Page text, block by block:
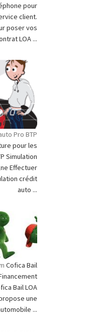
pour
client.
poser vos
LOA ...
Pro BTP
pour les
Simulation
Effectuer
crédit
auto ...
Cofica Bail
Bail LOA
une
...